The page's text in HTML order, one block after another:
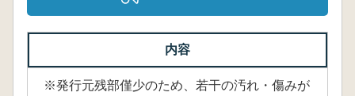
内容
※発行元残部僅少のため、若干の汚れ・傷みが